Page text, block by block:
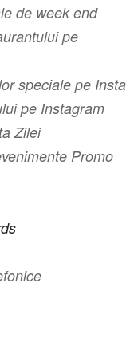
de week end
pe
speciale pe Insta
pe Instagram
Zilei
Promo